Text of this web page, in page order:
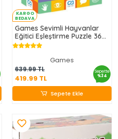
KARGO
BEDAVA
Games Sevimli Hayvanlar
Eğitici Eşleştirme Puzzle 36
Parça 5128
Games
639.99 TL
419.99 TL
Sepette
%34
419.99 TL
Sepete Ekle